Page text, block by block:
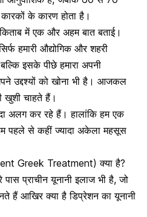
कारकों के कारण होता है।
में एक और अहम बात बताई।
हमारी औद्योगिक और शहरी
इसके पीछे हमारा अपनी
उद्दश्यों को खोना भी है। आजकल
खुशी चाहते हैं।
अलग कर रहे हैं। हालांकि हम एक
पहले से कहीं ज्यादा अकेला महसूस
Greek Treatment) क्या है?
प्राचीन यूनानी इलाज भी है, जो
हैं आखिर क्या है डिप्रेशन का यूनानी